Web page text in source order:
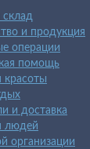
склад
и продукция
операции
помощь
красоты
и доставка
людей
организации